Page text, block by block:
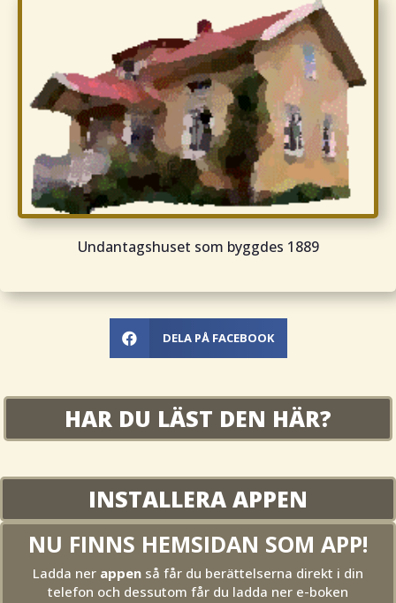
Undantagshuset som byggdes 1889
 DELA PÅ FACEBOOK
HAR DU LÄST DEN HÄR?
INSTALLERA APPEN
NU FINNS HEMSIDAN SOM APP!
Ladda ner appen så får du berättelserna direkt i din
telefon och dessutom får du ladda ner e-boken